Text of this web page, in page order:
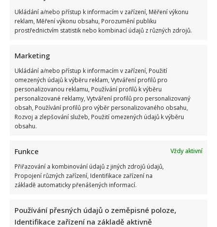
Ukládání a/nebo přístup k informacím v zařízení, Měření výkonu
reklam, Měření výkonu obsahu, Porozumění publiku
prostřednictvím statistik nebo kombinací údajů z různých zdrojů.
Marketing
Ukládání a/nebo přístup k informacím v zařízení, Použití
omezených údajů k výběru reklam, Vytváření profilů pro
personalizovanou reklamu, Používání profilů k výběru
personalizované reklamy, Vytváření profilů pro personalizovaný
obsah, Používání profilů pro výběr personalizovaného obsahu,
Rozvoj a zlepšování služeb, Použití omezených údajů k výběru
obsahu.
Funkce
Vždy aktivní
Přiřazování a kombinování údajů z jiných zdrojů údajů,
Propojení různých zařízení, Identifikace zařízení na
základě automaticky přenášených informací.
Používání přesných údajů o zeměpisné poloze,
Identifikace zařízení na základě aktivně
Letné
Test znalostí o československých pohádkách: Bez chyby
projde málokdo, pamětníci by ale měli dát alespoň 8/10